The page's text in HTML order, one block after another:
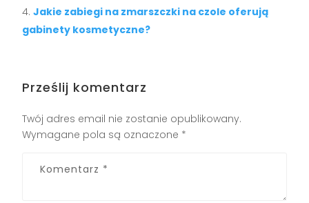
Jakie zabiegi na zmarszczki na czole oferują
gabinety kosmetyczne?
Prześlij komentarz
Twój adres email nie zostanie opublikowany.
Wymagane pola są oznaczone *